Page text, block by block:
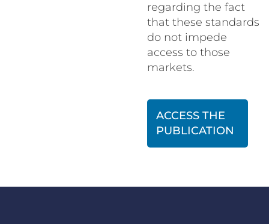
regarding the fact
that these standards
do not impede
access to those
markets.
ACCESS THE
PUBLICATION